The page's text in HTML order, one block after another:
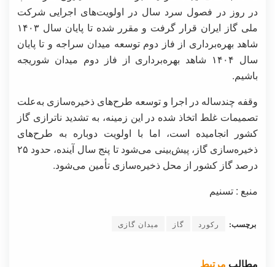
در روز در فصول سرد سال در اولویت‌های اجرایی شرکت
ملی گاز ایران قرار گرفت و مقرر شده تا پایان سال ۱۴۰۳
شاهد بهره‌برداری از فاز دوم توسعه میدان سراجه و تا پایان
سال ۱۴۰۴ شاهد بهره‌برداری از فاز دوم میدان شوریجه
باشیم.
وقفه چندساله در اجرا و توسعه طرح‌های ذخیره‌سازی به‌علت
تصمیمات غلط اتخاذ شده در این زمینه، به تشدید ناترازی گاز
کشور انجامیده است، اما با اولویت دوباره به طرح‌های
ذخیره‌سازی گاز، پیش‌بینی می‌شود تا پنج سال آینده، حدود ۲۵
درصد گاز کشور از محل ذخیره‌سازی تأمین می‌شود.
منبع : تسنیم
برچسب: رکورد گاز میدان گازی
مطالب مرتبط